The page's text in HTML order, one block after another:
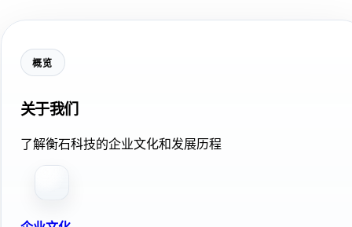
概览
关于我们
了解衡石科技的企业文化和发展历程